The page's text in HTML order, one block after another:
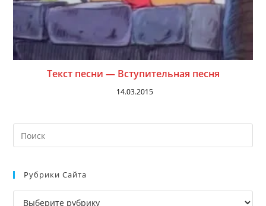
Текст песни — Вступительная песня
14.03.2015
Рубрики Сайта
Рубрики